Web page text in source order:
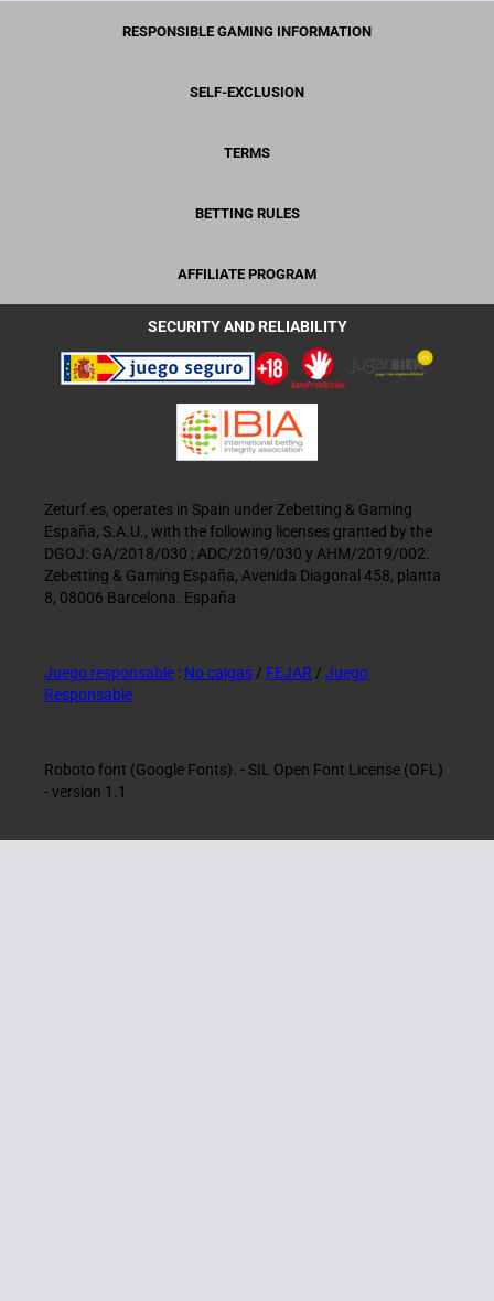
RESPONSIBLE GAMING INFORMATION
SELF-EXCLUSION
TERMS
BETTING RULES
AFFILIATE PROGRAM
SECURITY AND RELIABILITY
Zeturf.es, operates in Spain under Zebetting & Gaming
España, S.A.U., with the following licenses granted by the
DGOJ: GA/2018/030 ; ADC/2019/030 y AHM/2019/002.
Zebetting & Gaming España, Avenida Diagonal 458, planta
8, 08006 Barcelona. España
Juego responsable : No caigas / FEJAR / Juego
Responsable
Roboto font (Google Fonts). - SIL Open Font License (OFL)
- version 1.1